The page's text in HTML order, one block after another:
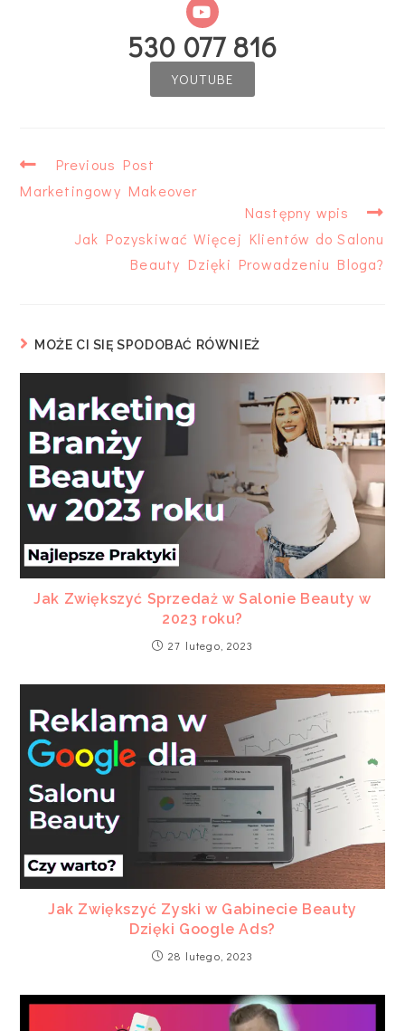
530 077 816
YOUTUBE
Previous Post
Marketingowy Makeover
Następny wpis
Jak Pozyskiwać Więcej Klientów do Salonu
Beauty Dzięki Prowadzeniu Bloga?
MOŻE CI SIĘ SPODOBAĆ RÓWNIEŻ
Jak Zwiększyć Sprzedaż w Salonie Beauty w
2023 roku?
27 lutego, 2023
Jak Zwiększyć Zyski w Gabinecie Beauty
Dzięki Google Ads?
28 lutego, 2023